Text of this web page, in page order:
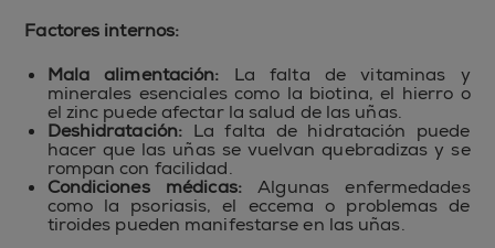
Factores internos:
Mala alimentación: La falta de vitaminas y
minerales esenciales como la biotina, el hierro o
el zinc puede afectar la salud de las uñas.
Deshidratación: La falta de hidratación puede
hacer que las uñas se vuelvan quebradizas y se
rompan con facilidad.
Condiciones médicas:Algunas enfermedades
como la psoriasis, el eccema o problemas de
tiroides pueden manifestarse en las uñas.